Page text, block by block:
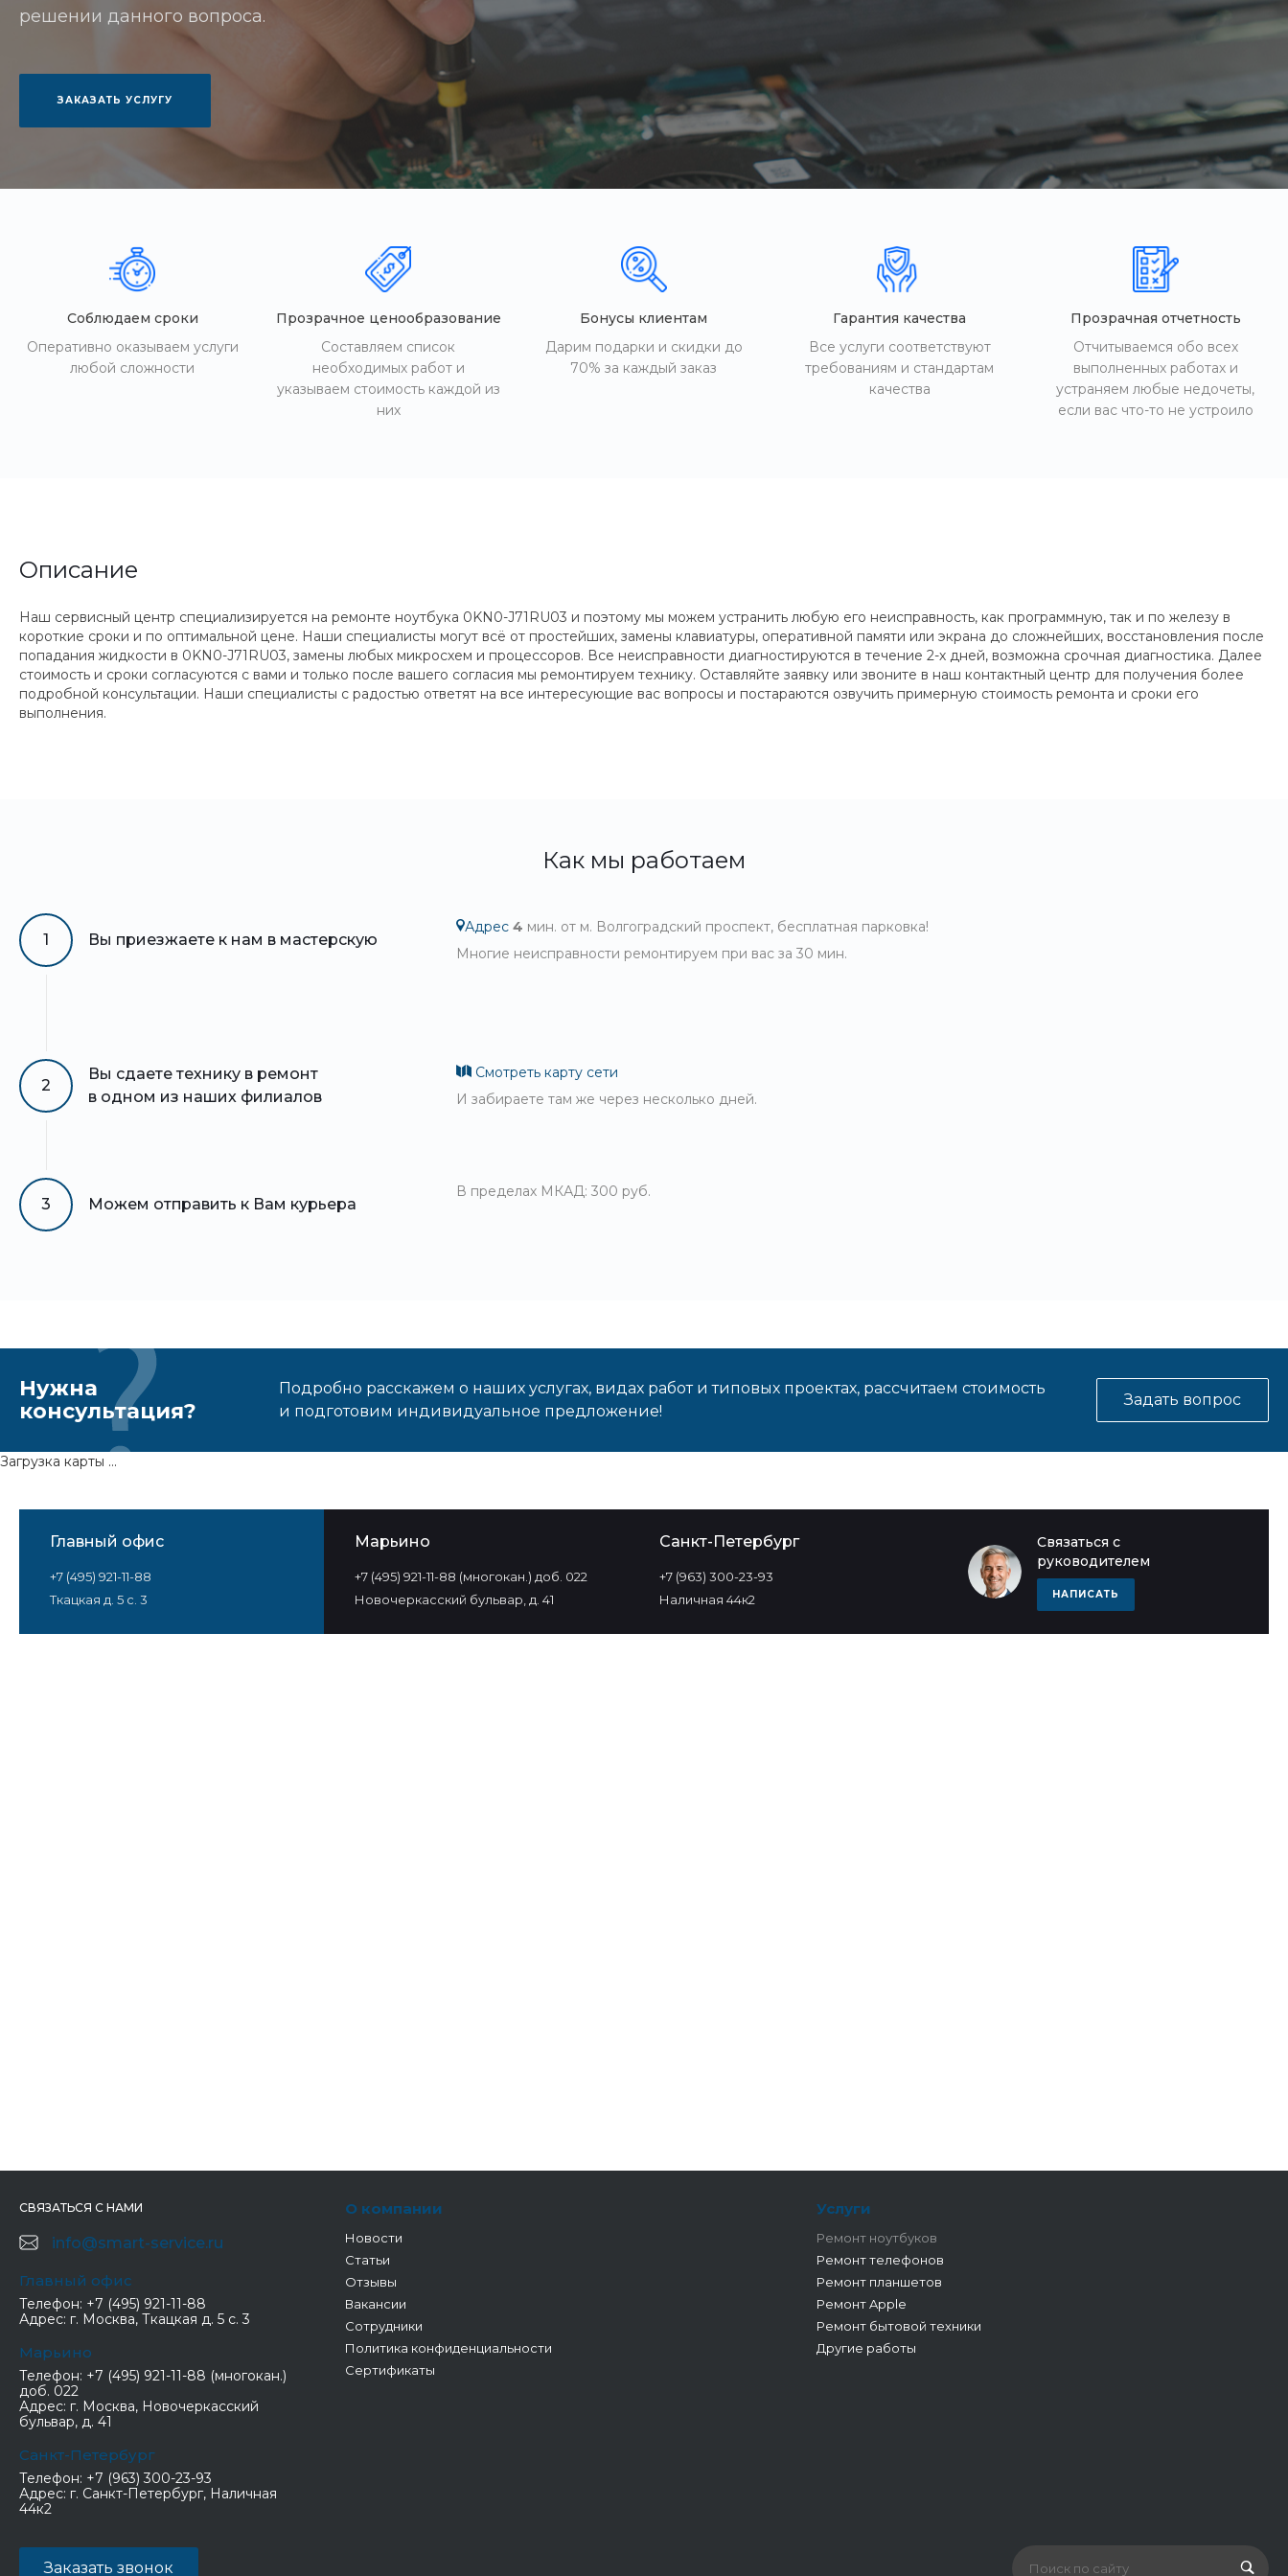
решении данного вопроса.
ЗАКАЗАТЬ УСЛУГУ
Соблюдаем сроки
Оперативно оказываем услуги
любой сложности
Прозрачное ценообразование
Составляем список
необходимых работ и
указываем стоимость каждой из
них
Бонусы клиентам
Дарим подарки и скидки до
70% за каждый заказ
Гарантия качества
Все услуги соответствуют
требованиям и стандартам
качества
Прозрачная отчетность
Отчитываемся обо всех
выполненных работах и
устраняем любые недочеты,
если вас что-то не устроило
Описание
Наш сервисный центр специализируется на ремонте ноутбука 0KN0-J71RU03 и поэтому мы можем устранить любую его неисправность, как программную, так и по железу в
короткие сроки и по оптимальной цене. Наши специалисты могут всё от простейших, замены клавиатуры, оперативной памяти или экрана до сложнейших, восстановления после
попадания жидкости в 0KN0-J71RU03, замены любых микросхем и процессоров. Все неисправности диагностируются в течение 2-х дней, возможна срочная диагностика. Далее
стоимость и сроки согласуются с вами и только после вашего согласия мы ремонтируем технику. Оставляйте заявку или звоните в наш контактный центр для получения более
подробной консультации. Наши специалисты с радостью ответят на все интересующие вас вопросы и постараются озвучить примерную стоимость ремонта и сроки его
выполнения.
Как мы работаем
1 Вы приезжаете к нам в мастерскую
Адрес 4 мин. от м. Волгоградский проспект, бесплатная парковка!
Многие неисправности ремонтируем при вас за 30 мин.
2
Вы сдаете технику в ремонт
в одном из наших филиалов
Смотреть карту сети
И забираете там же через несколько дней.
3 Можем отправить к Вам курьера
В пределах МКАД: 300 руб.
Нужна
консультация?
Подробно расскажем о наших услугах, видах работ и типовых проектах, рассчитаем стоимость
и подготовим индивидуальное предложение!
Задать вопрос
Связаться с
руководителем
НАПИСАТЬ
Главный офис
+7 (495) 921-11-88
Ткацкая д. 5 с. 3
Марьино
+7 (495) 921-11-88 (многокан.) доб. 022
Новочеркасский бульвар, д. 41
Санкт-Петербург
+7 (963) 300-23-93
Наличная 44к2
Загрузка карты ...
СВЯЗАТЬСЯ С НАМИ
info@smart-service.ru
Главный офис
Телефон: +7 (495) 921-11-88
Адрес: г. Москва, Ткацкая д. 5 с. 3
Марьино
Телефон: +7 (495) 921-11-88 (многокан.)
доб. 022
Адрес: г. Москва, Новочеркасский
бульвар, д. 41
Санкт-Петербург
Телефон: +7 (963) 300-23-93
Адрес: г. Санкт-Петербург, Наличная
44к2
О компании
Новости
Статьи
Отзывы
Вакансии
Сотрудники
Политика конфиденциальности
Сертификаты
Услуги
Ремонт ноутбуков
Ремонт телефонов
Ремонт планшетов
Ремонт Apple
Ремонт бытовой техники
Другие работы
Заказать звонок